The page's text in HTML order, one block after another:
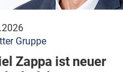
Gruppe
Zappa ist neuer